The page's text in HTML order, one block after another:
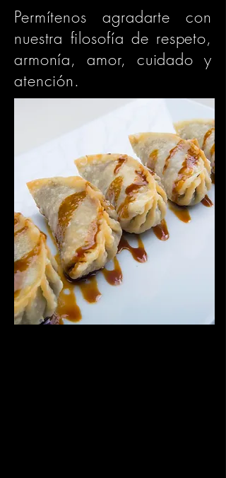
Permítenos agradarte con
nuestra filosofía de respeto,
armonía, amor, cuidado y
atención.